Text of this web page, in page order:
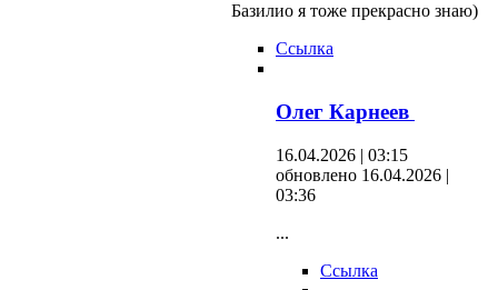
Базилио я тоже прекрасно знаю)
Ссылка
Олег Карнеев
16.04.2026 | 03:15
обновлено 16.04.2026 |
03:36
...
Ссылка